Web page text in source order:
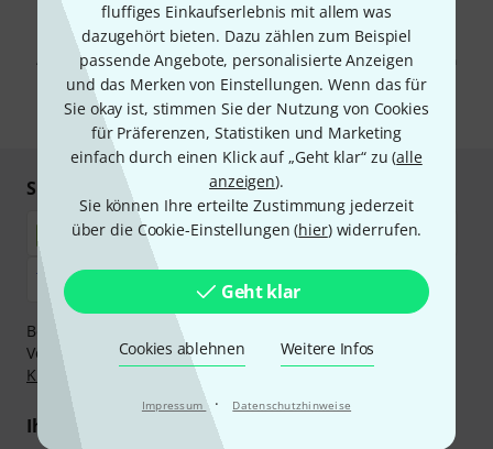
fluffiges Einkaufserlebnis mit allem was
dazugehört bieten. Dazu zählen zum Beispiel
passende Angebote, personalisierte Anzeigen
und das Merken von Einstellungen. Wenn das für
Sie okay ist, stimmen Sie der Nutzung von Cookies
für Präferenzen, Statistiken und Marketing
einfach durch einen Klick auf „Geht klar“ zu (alle
anzeigen).
Sie können Ihre erteilte Zustimmung jederzeit
über die Cookie-Einstellungen (hier) widerrufen.
Geht klar
Cookies ablehnen Weitere Infos
Impressum · Datenschutzhinweise
Mit Klick auf „Jetzt anmelden“ stimmen Sie dem Erhalt von E-Mail-
Werbung und einer Messung des E-Mail-Nutzungsverhaltens zu. Die
Abmeldung ist jederzeit möglich. Weitere Informationen finden Sie in
unserenDatenschutzhinweisen.
* Pflichtfeld
Sicher einkaufen & bezahlen
Bezahlen Sie vertraulich und sicher per Nachnahme,
Vorkasse, PayPal, Amazon Pay,
Klarna Sofort bezahlen
Klarna Ratenzahlung
oder Kreditkarte.
Ihre Vorteile